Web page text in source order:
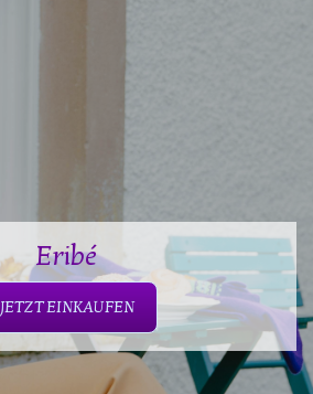
Eribé
JETZT EINKAUFEN